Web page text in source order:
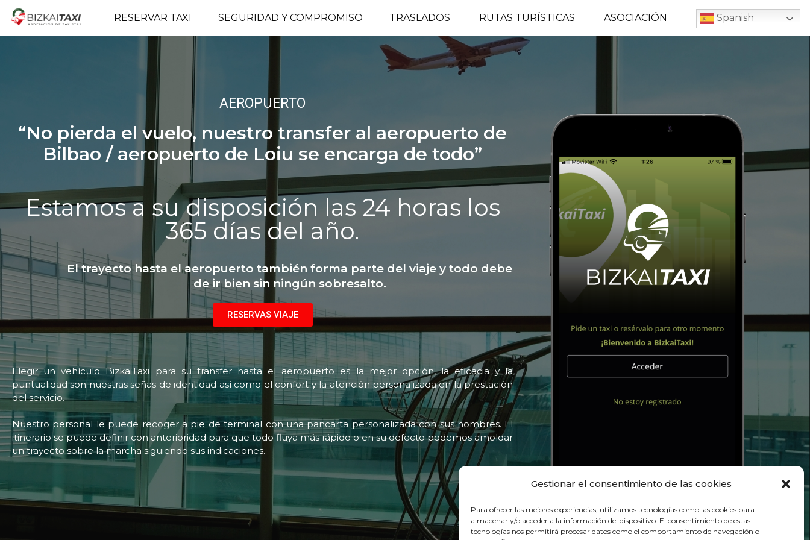
Gestionar el consentimiento de las cookies
Para ofrecer las mejores experiencias, utilizamos tecnologías como las cookies para
almacenar y/o acceder a la información del dispositivo. El consentimiento de estas
tecnologías nos permitirá procesar datos como el comportamiento de navegación o
RESERVAR TAXI SEGURIDAD Y COMPROMISO TRASLADOS RUTAS TURÍSTICAS ASOCIACIÓN Spanish
AEROPUERTO
“No pierda el vuelo, nuestro transfer al aeropuerto de
Bilbao / aeropuerto de Loiu se encarga de todo”
Estamos a su disposición las 24 horas los
365 días del año.
El trayecto hasta el aeropuerto también forma parte del viaje y todo debe
de ir bien sin ningún sobresalto.
RESERVAS VIAJE
Elegir un vehículo BizkaiTaxi para su transfer hasta el aeropuerto es la mejor opción, la eficacia y la
puntualidad son nuestras señas de identidad así como el confort y la atención personalizada en la prestación
del servicio.
Nuestro personal le puede recoger a pie de terminal con una pancarta personalizada con sus nombres. El
itinerario se puede definir con anterioridad para que todo fluya más rápido o en su defecto podemos amoldar
un trayecto sobre la marcha siguiendo sus indicaciones.